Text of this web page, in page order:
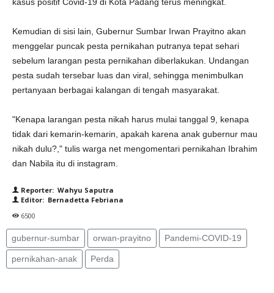
Kemudian di sisi lain, Gubernur Sumbar Irwan Prayitno akan
menggelar puncak pesta pernikahan putranya tepat sehari
sebelum larangan pesta pernikahan diberlakukan. Undangan
pesta sudah tersebar luas dan viral, sehingga menimbulkan
pertanyaan berbagai kalangan di tengah masyarakat.
"Kenapa larangan pesta nikah harus mulai tanggal 9, kenapa
tidak dari kemarin-kemarin, apakah karena anak gubernur mau
nikah dulu?," tulis warga net mengomentari pernikahan Ibrahim
dan Nabila itu di instagram.
Reporter: Wahyu Saputra
Editor: Bernadetta Febriana
6500
gubernur-sumbar orwan-prayitno Pandemi-COVID-19
pernikahan-anak Perda